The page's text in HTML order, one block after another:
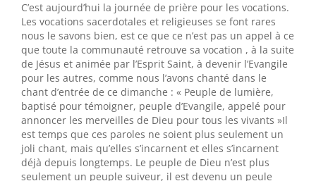
C’est aujourd’hui la journée de prière pour les vocations.
Les vocations sacerdotales et religieuses se font rares
nous le savons bien, est ce que ce n’est pas un appel à ce
que toute la communauté retrouve sa vocation , à la suite
de Jésus et animée par l’Esprit Saint, à devenir l’Evangile
pour les autres, comme nous l’avons chanté dans le
chant d’entrée de ce dimanche : « Peuple de lumière,
baptisé pour témoigner, peuple d’Evangile, appelé pour
annoncer les merveilles de Dieu pour tous les vivants »Il
est temps que ces paroles ne soient plus seulement un
joli chant, mais qu’elles s’incarnent et elles s’incarnent
déjà depuis longtemps. Le peuple de Dieu n’est plus
seulement un peuple suiveur, il est devenu un peule